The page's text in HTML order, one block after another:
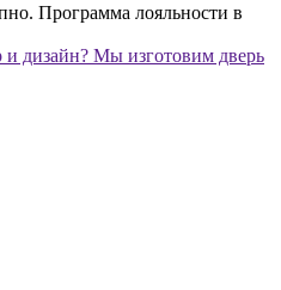
Программа лояльности в
дизайн? Мы изготовим дверь